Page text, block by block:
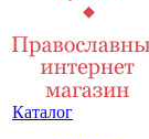
Каталог